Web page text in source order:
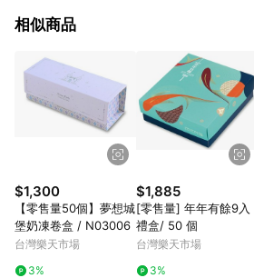
日日都能是好日。
相似商品
$1,300
【零售量50個】夢想城
堡奶凍卷盒 / N03006
台灣樂天市場
3%
$1,885
[零售量] 年年有餘9入
禮盒/ 50 個
台灣樂天市場
3%